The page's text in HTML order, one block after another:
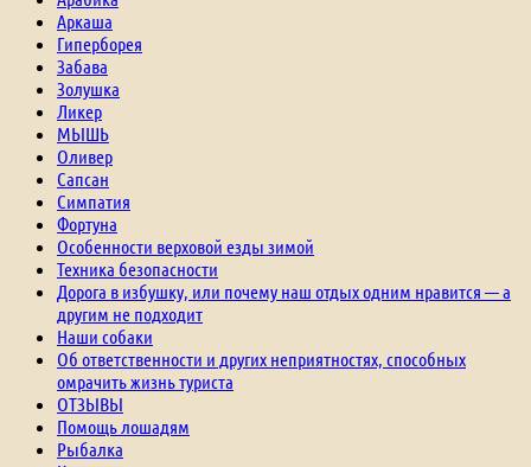
Аркаша
Гиперборея
Забава
Золушка
Ликер
МЫШЬ
Оливер
Сапсан
Симпатия
Фортуна
Особенности верховой езды зимой
Техника безопасности
Дорога в избушку, или почему наш отдых одним нравится — а
другим не подходит
Наши собаки
Об ответственности и других неприятностях, способных
омрачить жизнь туриста
ОТЗЫВЫ
Помощь лошадям
Рыбалка